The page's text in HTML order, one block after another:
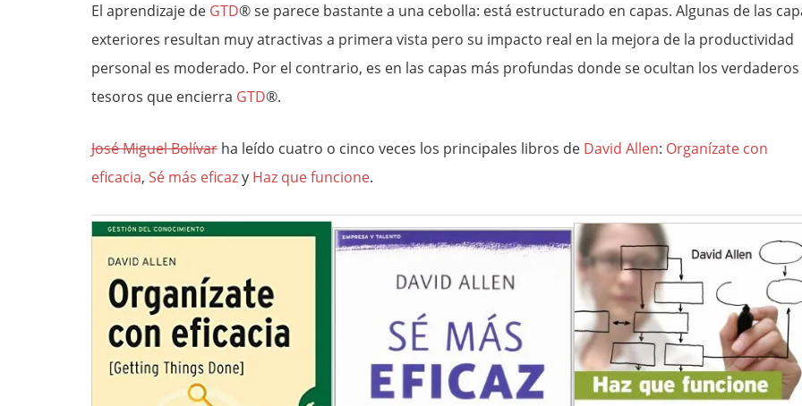
El aprendizaje de GTD® se parece bastante a una cebolla: está estructurado en capas. Algunas de las
exteriores resultan muy atractivas a primera vista pero su impacto real en la mejora de la productividad
personal es moderado. Por el contrario, es en las capas más profundas donde se ocultan los verdaderos
tesoros que encierra GTD®.
José Miguel Bolívar ha leído cuatro o cinco veces los principales libros de David Allen: Organízate con
eficacia, Sé más eficazy Haz que funcione.